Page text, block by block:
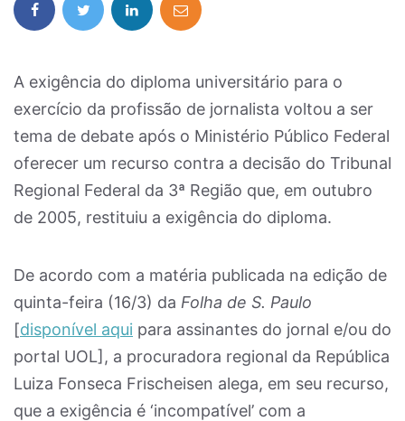
A exigência do diploma universitário para o
exercício da profissão de jornalista voltou a ser
tema de debate após o Ministério Público Federal
oferecer um recurso contra a decisão do Tribunal
Regional Federal da 3ª Região que, em outubro
de 2005, restituiu a exigência do diploma.
De acordo com a matéria publicada na edição de
quinta-feira (16/3) da Folha de S. Paulo
[disponível aqui para assinantes do jornal e/ou do
portal UOL], a procuradora regional da República
Luiza Fonseca Frischeisen alega, em seu recurso,
que a exigência é ‘incompatível’ com a